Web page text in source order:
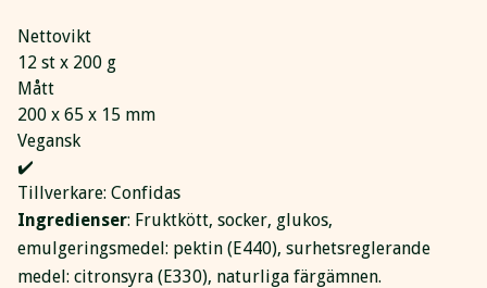
Nettovikt
12 st x 200 g
Mått
200 x 65 x 15 mm
Vegansk
✔️
Tillverkare: Confidas
Ingredienser: Fruktkött, socker, glukos,
emulgeringsmedel: pektin (E440), surhetsreglerande
medel: citronsyra (E330), naturliga färgämnen.